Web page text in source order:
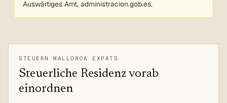
Auswärtiges Amt, administracion.gob.es.
STEUERN MALLORCA EXPATS
Steuerliche Residenz vorab
einordnen